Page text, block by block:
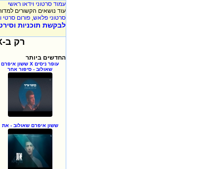
עמוד סרטוני וידאו ראשי
עוד נושאים הקשורים
סרטוני פלאש, פורום סרטי
לבקשת תוכניות
רק ב-XooX כל יום תקבלו סרטוני וידאו חדשים, אז שווה לבדוק יום יום!!!
החדשים ביותר
עופר ניסים X ששון איפרם
שאולוב - סיפור אחר
ששון איפרם שאולוב - את